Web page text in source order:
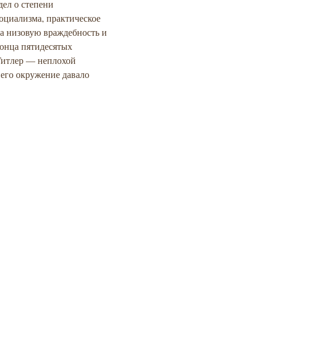
о степени
практическое
низовую враждебность и
пятидесятых
— неплохой
окружение давало